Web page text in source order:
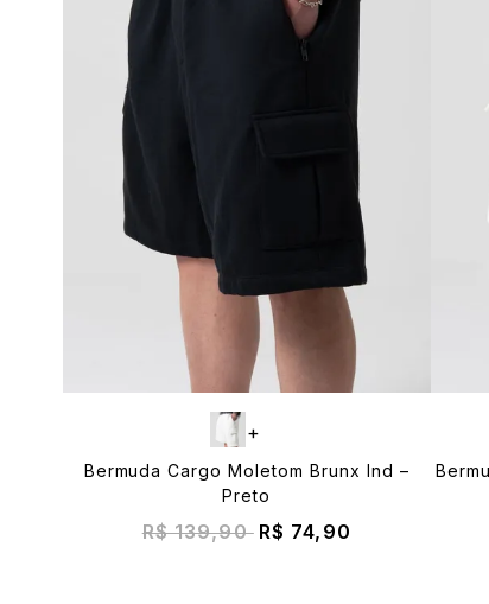
Bermuda Cargo Moletom Brunx Ind –
Preto
R$ 139,90 R$ 74,90
+